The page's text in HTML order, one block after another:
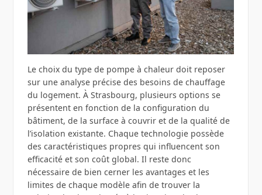
Le choix du type de pompe à chaleur doit reposer
sur une analyse précise des besoins de chauffage
du logement. À Strasbourg, plusieurs options se
présentent en fonction de la configuration du
bâtiment, de la surface à couvrir et de la qualité de
l’isolation existante. Chaque technologie possède
des caractéristiques propres qui influencent son
efficacité et son coût global. Il reste donc
nécessaire de bien cerner les avantages et les
limites de chaque modèle afin de trouver la